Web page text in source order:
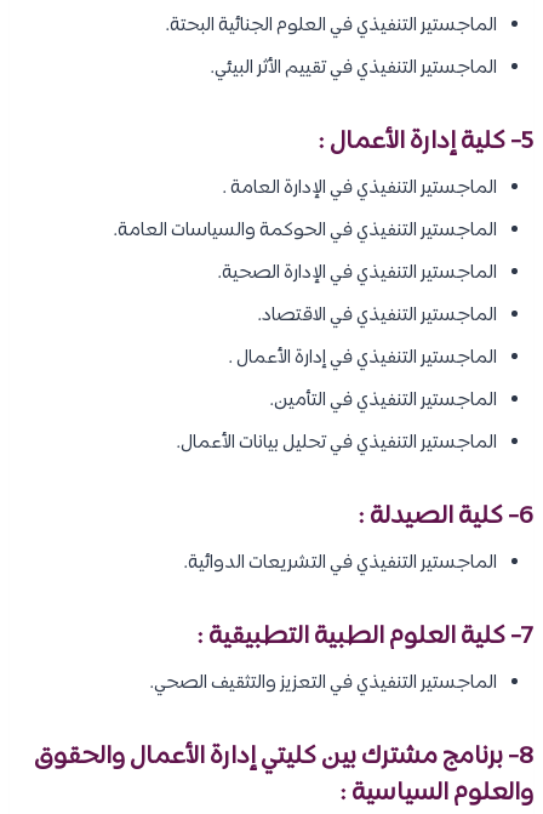
الماجستير التنفيذي في العلوم الجنائية البحتة.
الماجستير التنفيذي في تقييم الأثر البيئي.
5- كلية إدارة الأعمال :
الماجستير التنفيذي في الإدارة العامة .
الماجستير التنفيذي في الحوكمة والسياسات العامة.
الماجستير التنفيذي في الإدارة الصحية.
الماجستير التنفيذي في الاقتصاد.
الماجستير التنفيذي في إدارة الأعمال .
الماجستير التنفيذي في التأمين.
الماجستير التنفيذي في تحليل بيانات الأعمال.
6- كلية الصيدلة :
الماجستير التنفيذي في التشريعات الدوائية.
7- كلية العلوم الطبية التطبيقية :
الماجستير التنفيذي في التعزيز والتثقيف الصحي.
8- برنامج مشترك بين كليتي إدارة الأعمال والحقوق
والعلوم السياسية :